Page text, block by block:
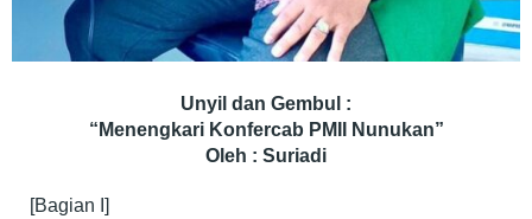
Unyil dan Gembul :
“Menengkari Konfercab PMII Nunukan”
Oleh : Suriadi
[Bagian I]